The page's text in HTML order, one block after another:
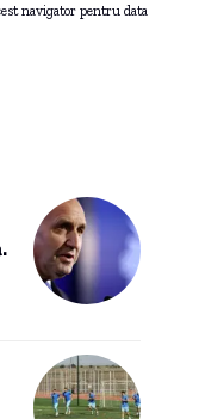
navigator pentru data